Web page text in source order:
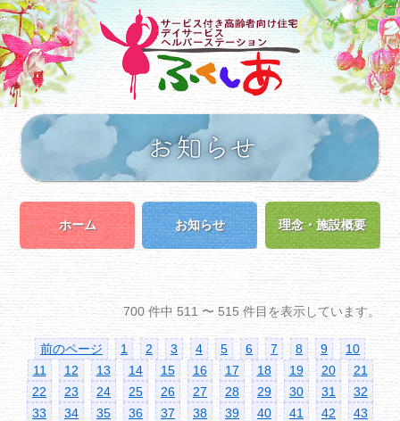
ホーム お知らせ 理念・施設概要
700 件中 511 〜 515 件目を表示しています。
前のページ 1 2 3 4 5 6 7 8 9
10
11
12 13 14 15 16 17 18 19 20
21
22
23 24 25 26 27 28 29 30 31
32
33
34 35 36 37 38 39 40 41 42
43